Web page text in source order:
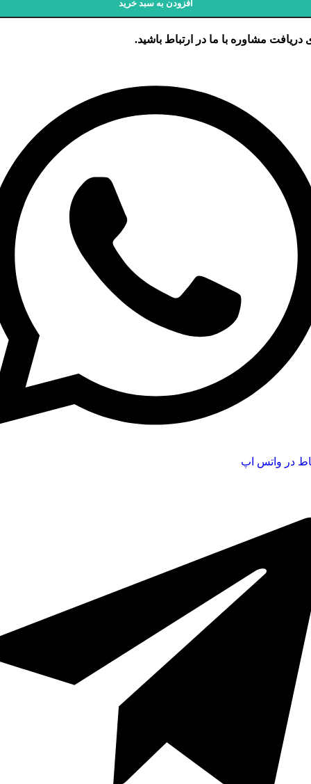
افزودن به سبد خرید
دریافت مشاوره با ما در ارتباط باشید.
در واتس اپ